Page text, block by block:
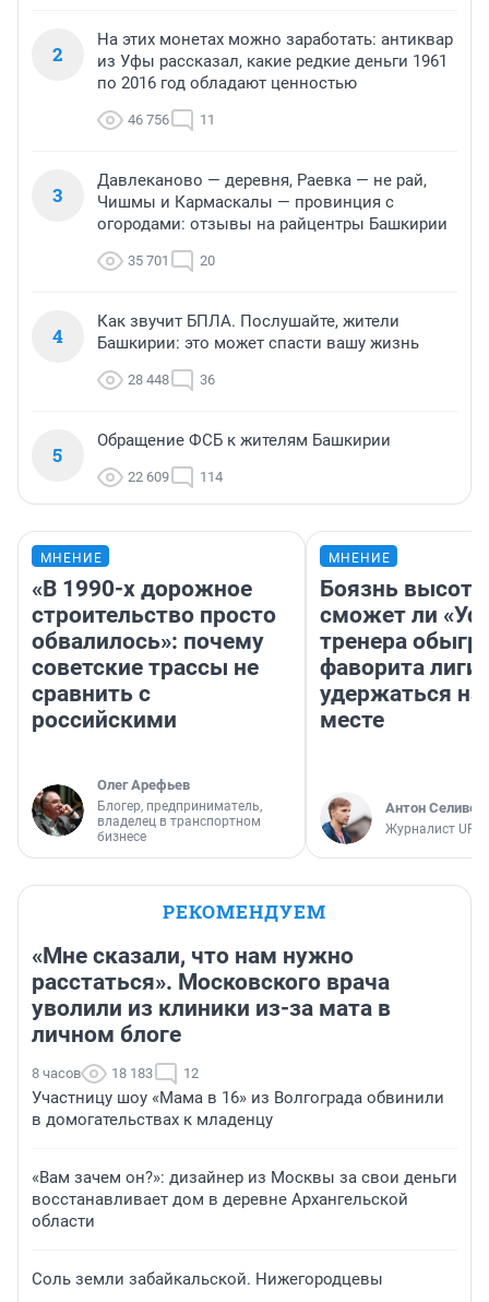
2
На этих монетах можно заработать: антиквар
из Уфы рассказал, какие редкие деньги 1961
по 2016 год обладают ценностью
46 756 11
3
Давлеканово — деревня, Раевка — не рай,
Чишмы и Кармаскалы — провинция с
огородами: отзывы на райцентры Башкирии
35 701 20
4
Как звучит БПЛА. Послушайте, жители
Башкирии: это может спасти вашу жизнь
28 448 36
5
Обращение ФСБ к жителям Башкирии
22 609 114
МНЕНИЕ
«В 1990-х дорожное
строительство просто
обвалилось»: почему
советские трассы не
сравнить с
российскими
Олег Арефьев
Блогер, предприниматель,
владелец в транспортном
бизнесе
МНЕНИЕ
Боязнь
сможет ли
тренера
фаворита лиги
удержаться
месте
Антон
Журналист
РЕКОМЕНДУЕМ
«Мне сказали, что нам нужно
расстаться». Московского врача
уволили из клиники из-за мата в
личном блоге
8 часов 18 183 12
Участницу шоу «Мама в 16» из Волгограда обвинили
в домогательствах к младенцу
«Вам зачем он?»: дизайнер из Москвы за свои деньги
восстанавливает дом в деревне Архангельской
области
Соль земли забайкальской. Нижегородцевы